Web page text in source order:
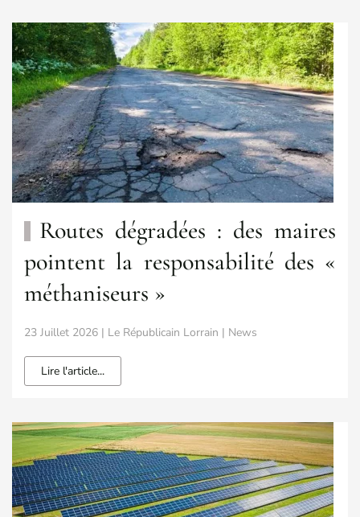
Routes dégradées : des maires
pointent la responsabilité des «
méthaniseurs »
23 Juillet 2026 | Le Républicain Lorrain | News
Lire l'article...